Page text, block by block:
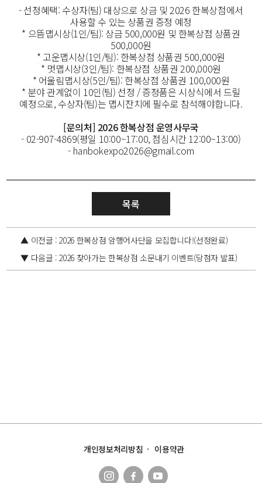
- 선정혜택: 수상자(팀) 대상으로 상금 및 2026 한복상점에서
사용할 수 있는 상품권 증정 예정
* 으뜸맵시상(1인/팀): 상금 500,000원 및 한복상점 상품권
500,000원
* 고운맵시상(1인/팀): 한복상점 상품권 500,000원
* 멋맵시상(3인/팀): 한복상점 상품권 200,000원
* 어울림맵시상(5인/팀): 한복상점 상품권 100,000원
* 분야 관계없이 10인(팀) 선정 / 증정품은 시상식에서 드릴
예정으로, 수상자(팀)는 맵시잔치에 필수로 참석해야합니다.
[문의처] 2026 한복상점 운영사무국
- 02-907-4869(평일 10:00~17:00, 점심시간 12:00~13:00)
- hanbokexpo2026@gmail.com
목록
▲ 이전글 : 2026 한복상점 암행어사단을 모집합니다!(선정완료)
▼ 다음글 : 2026 찾아가는 한복상점 소문내기 이벤트(당첨자 발표)
개인정보처리방침 이용약관